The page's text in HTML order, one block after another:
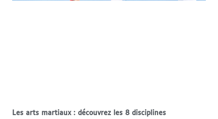
Les arts martiaux : découvrez les 8 disciplines